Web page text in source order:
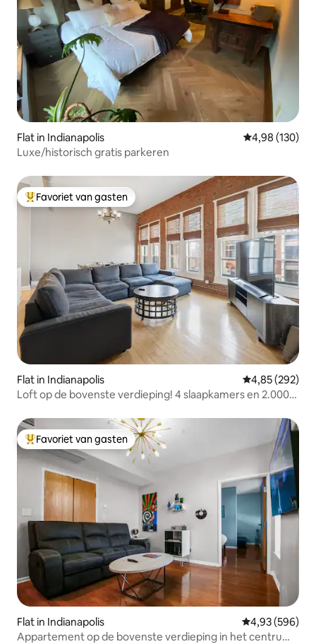
Flat in Indianapolis Gemiddelde
4,98 (130)
Luxe/historisch gratis parkeren
Topfavoriet van gasten
Favoriet van gasten
Flat in Indianapolis Gemiddelde
4,85 (292)
Loft op de bovenste verdieping! 4 slaapkamers en 2.000
Topfavoriet van gasten
Favoriet van gasten
Flat in Indianapolis Gemiddelde
4,93 (596)
Appartement op de bovenste verdieping in het centrum